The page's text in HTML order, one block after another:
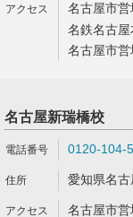
名古屋市
名鉄名古
名古屋市
名古屋新瑞橋校
0120-104-
愛知県名
名古屋市